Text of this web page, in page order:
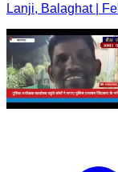
Lanji, Balaghat |